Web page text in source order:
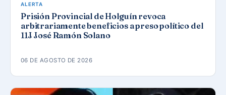
ALERTA
Prisión Provincial de Holguín revoca
arbitrariamente beneficios a preso político del
11J José Ramón Solano
06 DE AGOSTO DE 2026